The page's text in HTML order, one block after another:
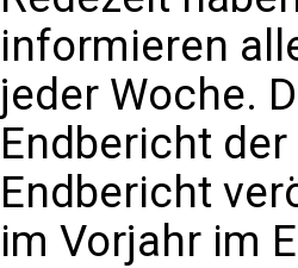
informieren
jeder Woche.
Endbericht
Endbericht
im Vorjahr im